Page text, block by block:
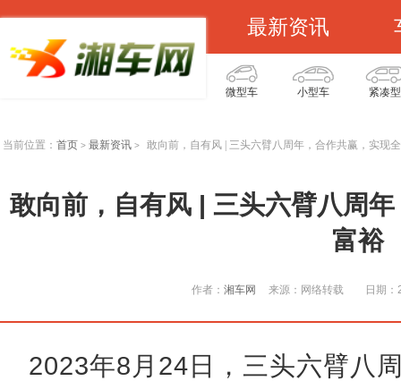
最新资讯
微型车 小型车 紧凑型
当前位置： 首页 > 最新资讯 > 敢向前，自有风 | 三头六臂八周年，合作共赢，实现
敢向前，自有风 | 三头六臂八周
富裕
作者： 湘车网 来源：网络转载 日期
2023年8月24日，三头六臂八